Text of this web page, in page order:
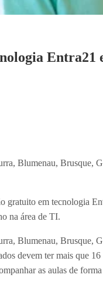
Entra21
Blumenau, Brusque,
gratuito em tecnologia
na área de TI.
Blumenau, Brusque,
devem ter mais que
as aulas de